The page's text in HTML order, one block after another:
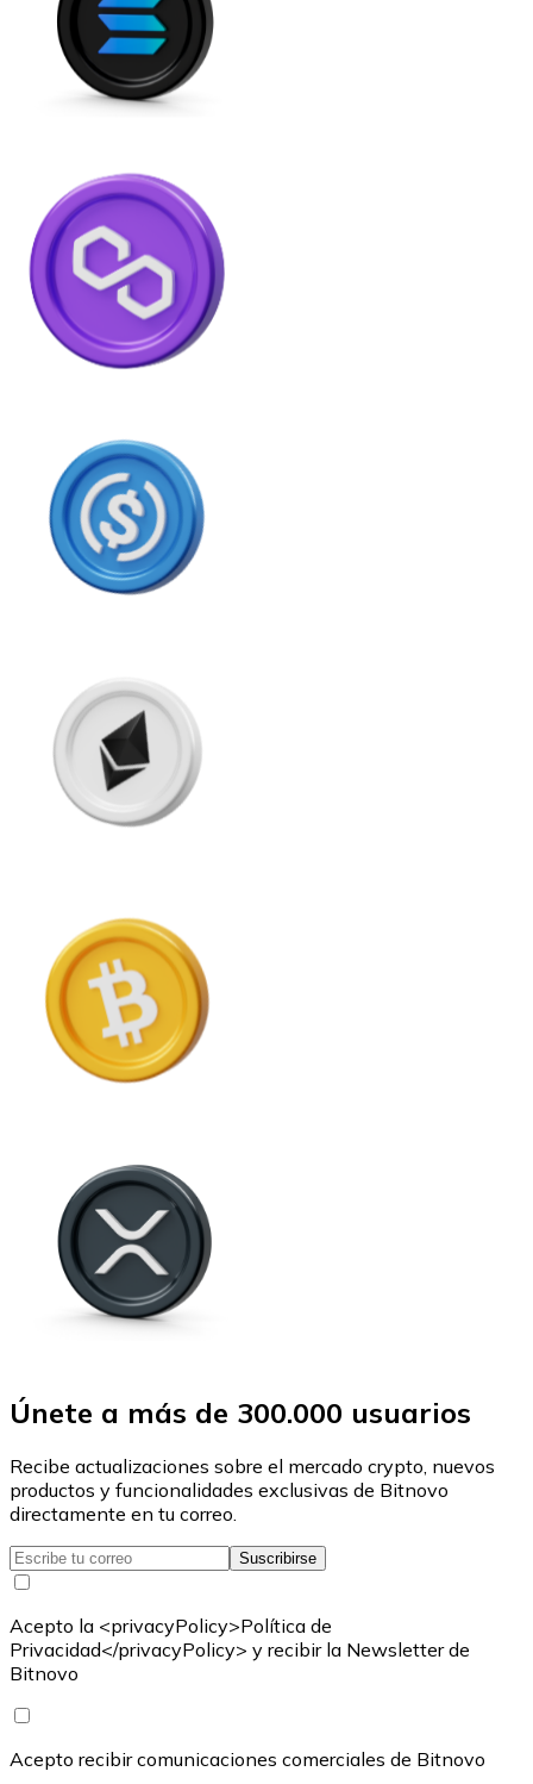
Únete a más de 300.000 usuarios
Recibe actualizaciones sobre el mercado crypto, nuevos
productos y funcionalidades exclusivas de Bitnovo
directamente en tu correo.
Suscribirse
Acepto la <privacyPolicy>Política de
Privacidad</privacyPolicy> y recibir la Newsletter de
Bitnovo
Acepto recibir comunicaciones comerciales de Bitnovo